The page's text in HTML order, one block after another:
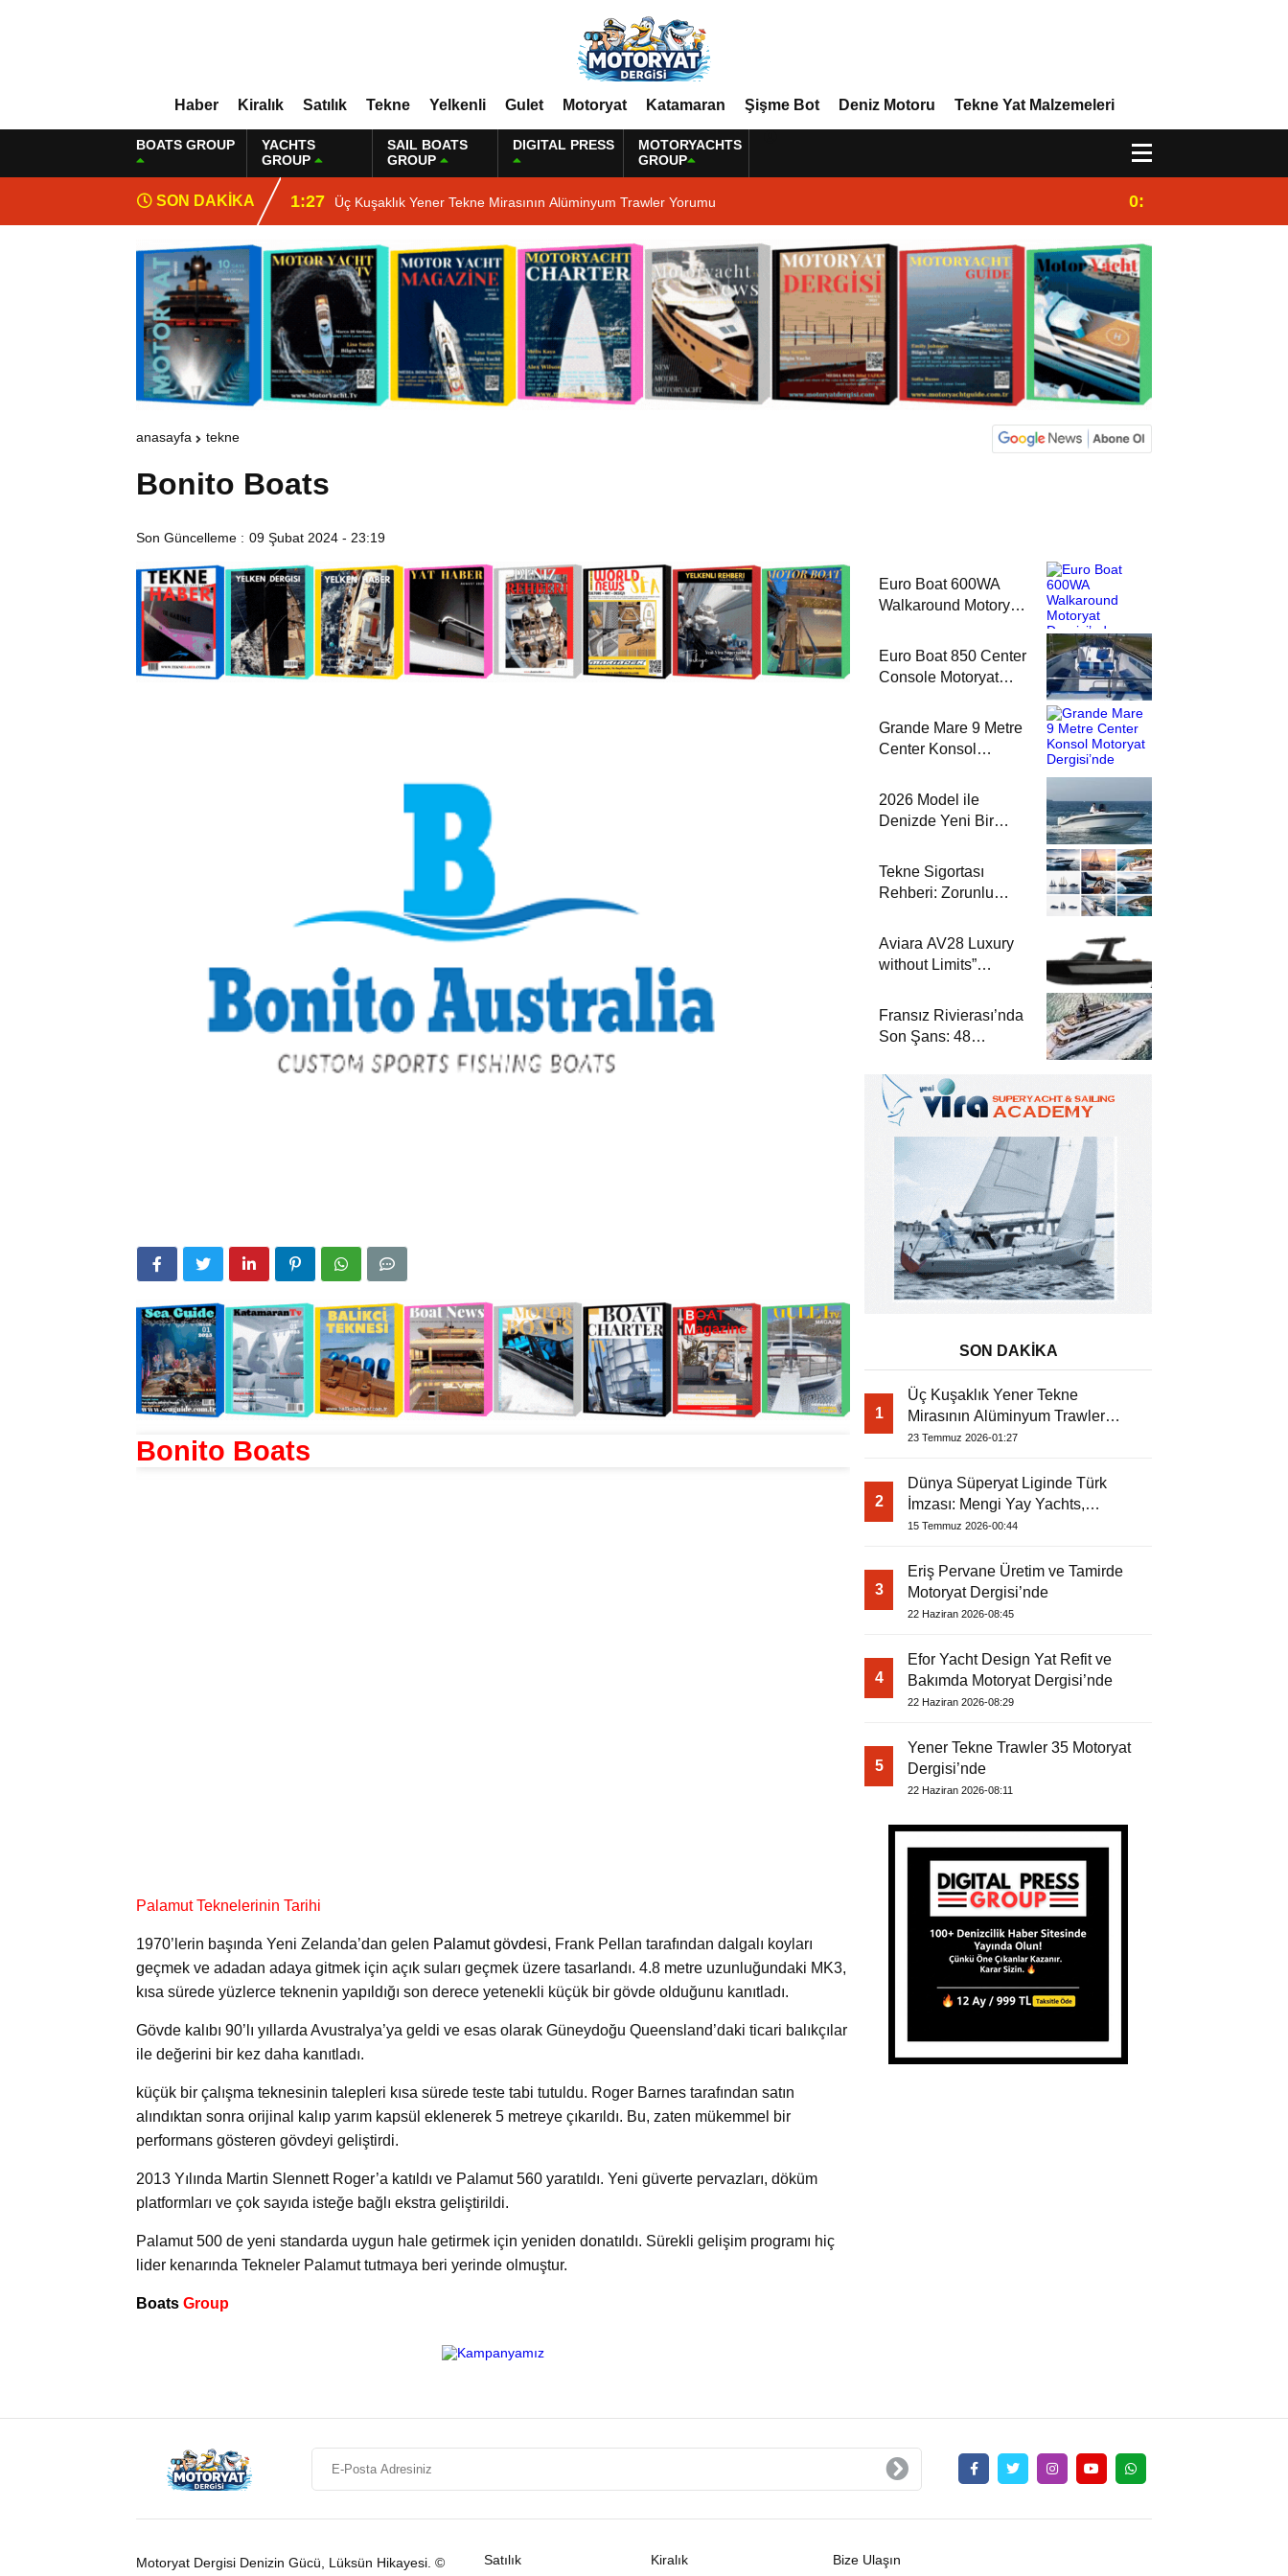
Haber Kiralık Satılık Tekne Yelkenli Gulet Motoryat Katamaran Şişme Bot Deniz Motoru Tekne Yat Malzemeleri
BOATS GROUP
YACHTS
GROUP
SAIL BOATS
GROUP
DIGITAL PRESS
MOTORYACHTS
GROUP
SON DAKİKA 1:27 Üç Kuşaklık Yener Tekne Mirasının Alüminyum Trawler Yorumu 0:44
anasayfa tekne
Bonito Boats
Son Güncelleme : 09 Şubat 2024 - 23:19
Bonito Boats
Palamut Teknelerinin Tarihi
1970’lerin başında Yeni Zelanda’dan gelen Palamut gövdesi, Frank Pellan tarafından dalgalı koyları
geçmek ve adadan adaya gitmek için açık suları geçmek üzere tasarlandı. 4.8 metre uzunluğundaki MK3,
kısa sürede yüzlerce teknenin yapıldığı son derece yetenekli küçük bir gövde olduğunu kanıtladı.
Gövde kalıbı 90’lı yıllarda Avustralya’ya geldi ve esas olarak Güneydoğu Queensland’daki ticari balıkçılar
ile değerini bir kez daha kanıtladı.
küçük bir çalışma teknesinin talepleri kısa sürede teste tabi tutuldu. Roger Barnes tarafından satın
alındıktan sonra orijinal kalıp yarım kapsül eklenerek 5 metreye çıkarıldı. Bu, zaten mükemmel bir
performans gösteren gövdeyi geliştirdi.
2013 Yılında Martin Slennett Roger’a katıldı ve Palamut 560 yaratıldı. Yeni güverte pervazları, döküm
platformları ve çok sayıda isteğe bağlı ekstra geliştirildi.
Palamut 500 de yeni standarda uygun hale getirmek için yeniden donatıldı. Sürekli gelişim programı hiç
lider kenarında Tekneler Palamut tutmaya beri yerinde olmuştur.
Boats Group
Euro Boat 600WA
Walkaround Motoryat
Euro Boat 850 Center
Console Motoryat
Grande Mare 9 Metre
Center Konsol
2026 Model ile
Denizde Yeni Bir
Tekne Sigortası
Rehberi: Zorunlu
ve Güvenli Seyir
Aviara AV28 Luxury
without Limits”
Yeni Bir Dönem
Fransız Rivierası’nda
Son Şans: 48
Mükemmel Bir Yat
Tatili
SON DAKİKA
1
Üç Kuşaklık Yener Tekne
Mirasının Alüminyum Trawler
Yorumu
23 Temmuz 2026-01:27
2
Dünya Süperyat Liginde Türk
İmzası: Mengi Yay Yachts,
Amphib II’yi Denize İndirdi
15 Temmuz 2026-00:44
3
Eriş Pervane Üretim ve Tamirde
Motoryat Dergisi’nde
22 Haziran 2026-08:45
4
Efor Yacht Design Yat Refit ve
Bakımda Motoryat Dergisi’nde
22 Haziran 2026-08:29
5
Yener Tekne Trawler 35 Motoryat
Dergisi’nde
22 Haziran 2026-08:11
Motoryat Dergisi Denizin Gücü, Lüksün Hikayesi. ©
Satılık
Kiralık
Bize Ulaşın